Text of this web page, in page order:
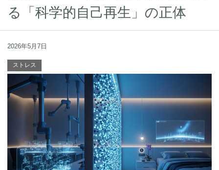
る「科学的自己再生」の正体
2026年5月7日
ストレス